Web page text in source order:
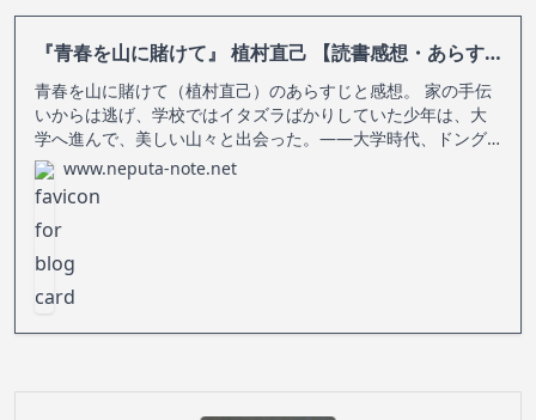
『青春を山に賭けて』 植村直己 【読書感想・あらすじ】
青春を山に賭けて（植村直己）のあらすじと感想。 家の手伝
いからは逃げ、学校ではイタズラばかりしていた少年は、大
学へ進んで、美しい山々と出会った。――大学時代、ドング
リとあだ名されていた著者は、百ドルだけを手に日本を脱出
し、さまざまな苦難のすえ、夢の五大陸最高峰登頂を達成す
る。アマゾンのイカダ下りも
www.neputa-note.net